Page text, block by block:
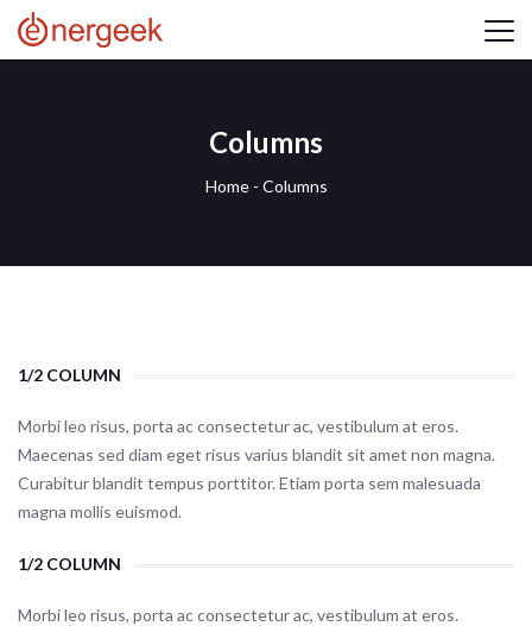
Columns
Home- Columns
1/2 COLUMN
Morbi leo risus, porta ac consectetur ac, vestibulum at eros.
Maecenas sed diam eget risus varius blandit sit amet non magna.
Curabitur blandit tempus porttitor. Etiam porta sem malesuada
magna mollis euismod.
1/2 COLUMN
Morbi leo risus, porta ac consectetur ac, vestibulum at eros.